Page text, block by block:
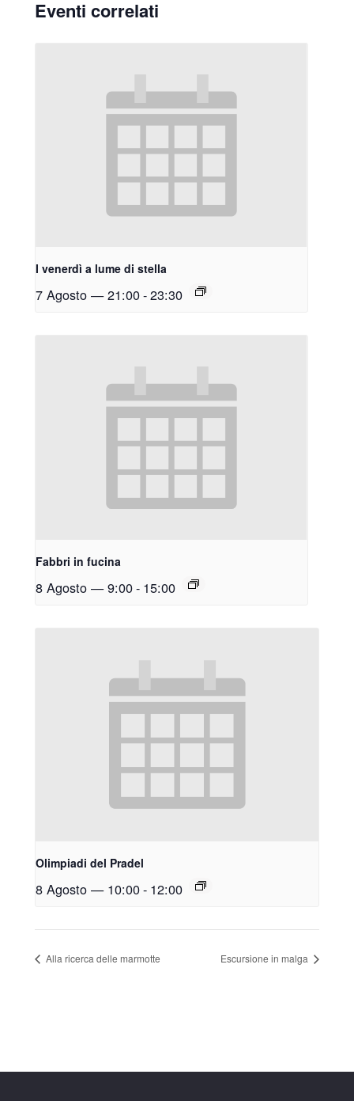
Eventi correlati
I venerdì a lume di stella
7 Agosto — 21:00-23:30
Fabbri in fucina
8 Agosto — 9:00- 15:00
Olimpiadi del Pradel
8 Agosto — 10:00- 12:00
Alla ricerca delle marmotte Escursione in malga